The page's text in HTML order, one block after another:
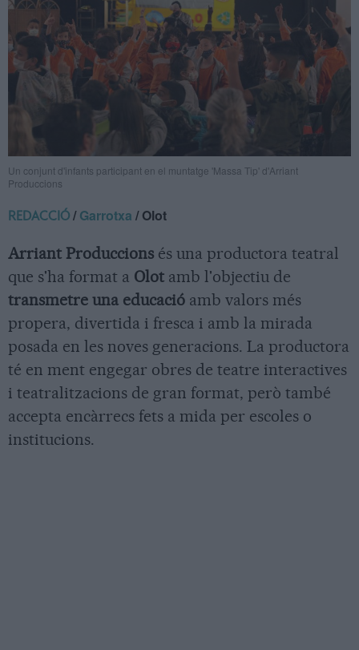
Un conjunt d'infants participant en el muntatge 'Massa Tip' d'Arriant
Produccions
REDACCIÓ /Garrotxa / Olot
Arriant Produccions és una productora teatral
que s'ha format a Olot amb l'objectiu de
transmetre una educació amb valors més
propera, divertida i fresca i amb la mirada
posada en les noves generacions. La productora
té en ment engegar obres de teatre interactives
i teatralitzacions de gran format, però també
accepta encàrrecs fets a mida per escoles o
institucions.